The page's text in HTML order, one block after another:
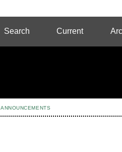
Search Current
ANNOUNCEMENTS